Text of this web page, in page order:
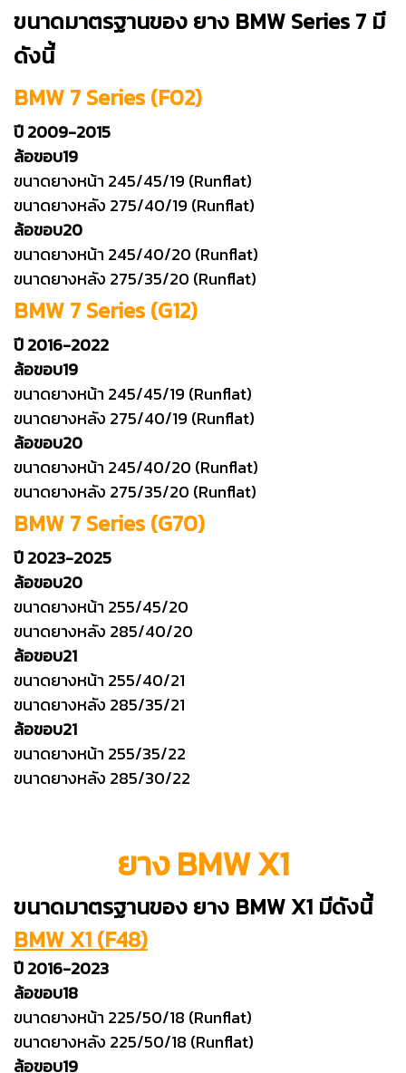
ขนาดมาตรฐานของ ยาง BMW Series 7 มี
ดังนี้
BMW 7 Series (F02)
ปี 2009-2015
ล้อขอบ19
ขนาดยางหน้า 245/45/19 (Runflat)
ขนาดยางหลัง 275/40/19 (Runflat)
ล้อขอบ20
ขนาดยางหน้า 245/40/20 (Runflat)
ขนาดยางหลัง 275/35/20 (Runflat)
BMW 7 Series (G12)
ปี 2016-2022
ล้อขอบ19
ขนาดยางหน้า 245/45/19 (Runflat)
ขนาดยางหลัง 275/40/19 (Runflat)
ล้อขอบ20
ขนาดยางหน้า 245/40/20 (Runflat)
ขนาดยางหลัง 275/35/20 (Runflat)
BMW 7 Series (G70)
ปี 2023-2025
ล้อขอบ20
ขนาดยางหน้า 255/45/20
ขนาดยางหลัง 285/40/20
ล้อขอบ21
ขนาดยางหน้า 255/40/21
ขนาดยางหลัง 285/35/21
ล้อขอบ21
ขนาดยางหน้า 255/35/22
ขนาดยางหลัง 285/30/22
ยาง BMW X1
ขนาดมาตรฐานของ ยาง BMW X1 มีดังนี้
BMW X1 (F48)
ปี 2016-2023
ล้อขอบ18
ขนาดยางหน้า 225/50/18 (Runflat)
ขนาดยางหลัง 225/50/18 (Runflat)
ล้อขอบ19